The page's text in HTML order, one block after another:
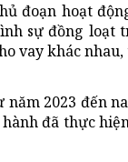
đoạn hoạt
sự đồng loạt
vay khác
năm 2023 đến
hànhđã thực